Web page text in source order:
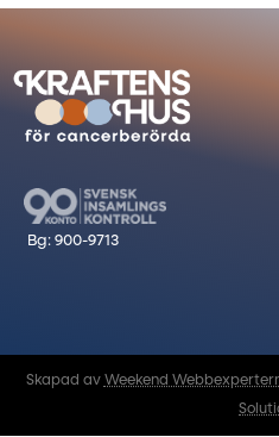
Skapad av Weekend